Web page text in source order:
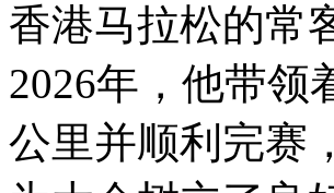
香港马拉松的常
2026年，他带领
公里并顺利完赛